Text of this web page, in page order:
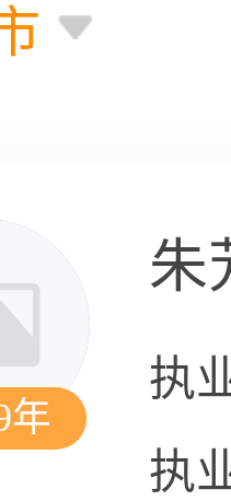
年
朱
执
执